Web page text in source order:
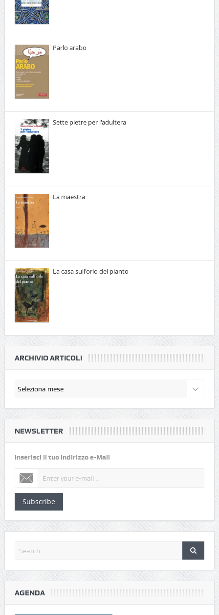
Parlo arabo
Sette pietre per l'adultera
La maestra
La casa sull'orlo del pianto
ARCHIVIO ARTICOLI
NEWSLETTER
Inserisci il tuo indirizzo e-Mail
Subscribe
AGENDA